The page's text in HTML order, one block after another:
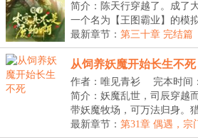
简介：陈天行穿越了。成了
一个名为【王图霸业】的模
进...
最新章节： 第三十章 完结篇
从饲养妖魔开始长生不死
作者：唯见青衫
完本时间
简介：妖魔乱世，司辰穿越
带妖魔牧场，可万法归身。
场...
最新章节： 第31章 偶遇，宗